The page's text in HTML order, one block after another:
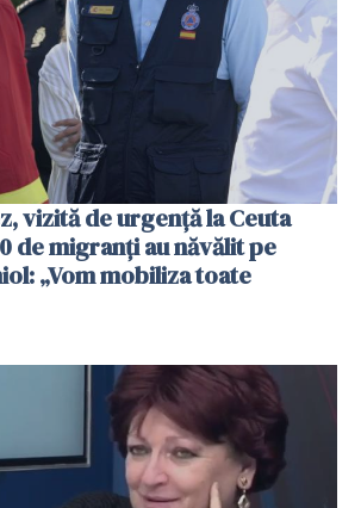
vizită de urgență la Ceuta
de migranți au năvălit pe
„Vom mobiliza toate